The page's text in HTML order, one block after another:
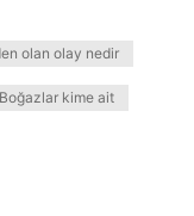
olan olay nedir
Boğazlar kime ait